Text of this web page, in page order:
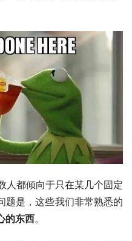
人都倾向于只在某几个固定
题是，这些我们非常熟悉的
的东西。